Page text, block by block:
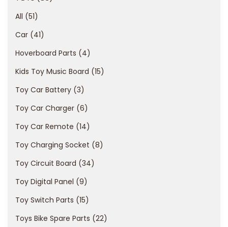
All 51
Car 41
Hoverboard Parts
4
Kids Toy Music Board 15
Toy Car Battery 3
Toy Car Charger 6
Toy Car Remote 14
Toy Charging Socket 8
Toy Circuit Board 34
Toy Digital Panel 9
Toy Switch Parts 15
Toys Bike Spare Parts 22